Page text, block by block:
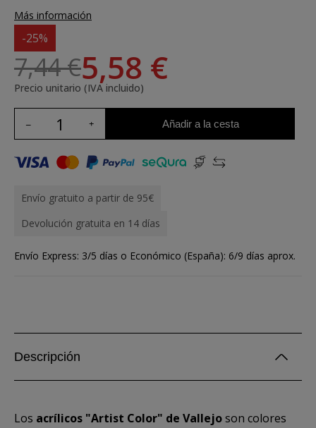
Más información
-25%
7,44 €5,58 €
Precio unitario (IVA incluido)
Añadir a la cesta
Envío gratuito a partir de 95€
Devolución gratuita en 14 días
Envío Express: 3/5 días o Económico (España): 6/9 días aprox.
Descripción
Los acrílicos "Artist Color" de Vallejoson colores